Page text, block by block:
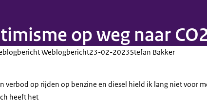
op weg naar
Weblogbericht23-02-2023Stefan Bakker
verbod op rijden op benzine en diesel hield ik lang niet voor
heeft het